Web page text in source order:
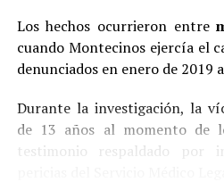
Los hechos ocurrieron entre
cuando Montecinos ejercía el
denunciados en enero de 2019
Durante la investigación, la
de 13 años al momento de
testimonio respaldado por